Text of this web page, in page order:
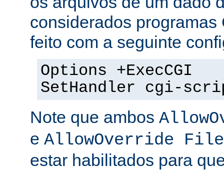
considerados programas
feito com a seguinte
Options +ExecCGI
SetHandler cgi-
Note que ambos
e AllowOverride
estar habilitados para